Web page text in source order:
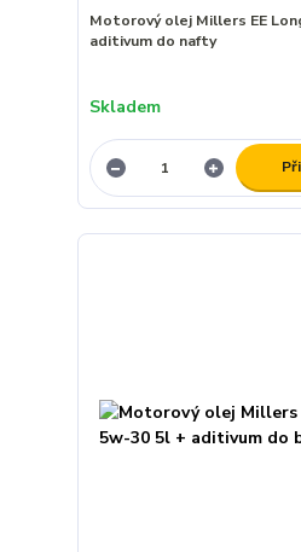
Motorový olej Millers EE
aditivum do nafty
Skladem